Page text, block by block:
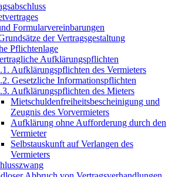
Formularvereinbarungen
der Vertragsgestaltung
Pflichtenlage
Aufklärungspflichten
Aufklärungspflichten des Vermieters
Gesetzliche Informationspflichten
Aufklärungspflichten des Mieters
Mietschuldenfreiheitsbescheinigung und
Zeugnis des Vorvermieters
Aufklärung ohne Aufforderung durch den
Vermieter
Selbstauskunft auf Verlangen des
Vermieters